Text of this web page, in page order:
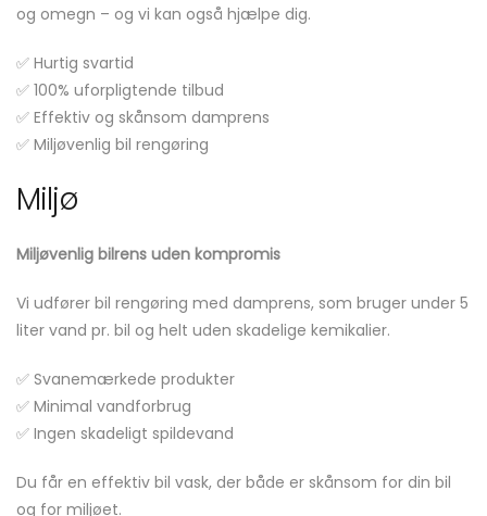
og omegn – og vi kan også hjælpe dig.
✅ Hurtig svartid
✅ 100% uforpligtende tilbud
✅ Effektiv og skånsom damprens
✅ Miljøvenlig bil rengøring
Miljø
Miljøvenlig bilrens uden kompromis
Vi udfører bil rengøring med damprens, som bruger under 5
liter vand pr. bil og helt uden skadelige kemikalier.
✅ Svanemærkede produkter
✅ Minimal vandforbrug
✅ Ingen skadeligt spildevand
Du får en effektiv bil vask, der både er skånsom for din bil
og for miljøet.